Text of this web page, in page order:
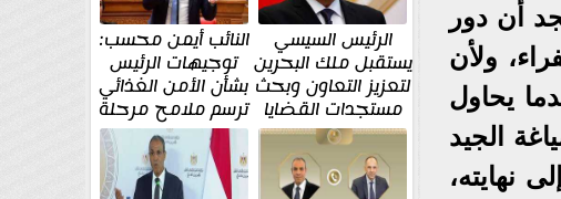
أن دور
ولأن
يحاول
الجيد
نهايته،
الرئيس السيسي
يستقبل ملك البحرين
لتعزيز التعاون وبحث
مستجدات القضايا
الإقليمية والدولية
النائب أيمن محسب:
توجيهات الرئيس
بشأن الأمن الغذائي
ترسم ملامح مرحلة
جديدة